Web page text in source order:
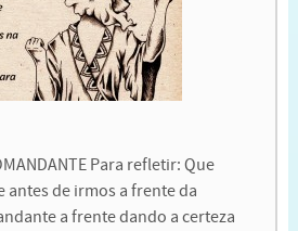
Para refletir: Que
antes de irmos a frente da
a frente dando a certeza